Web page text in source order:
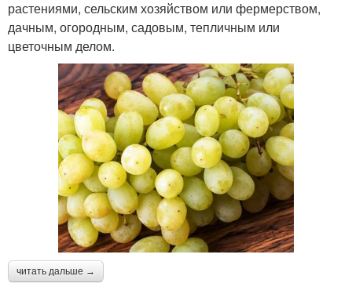
растениями, сельским хозяйством или фермерством,
дачным, огородным, садовым, тепличным или
цветочным делом.
читать дальше →